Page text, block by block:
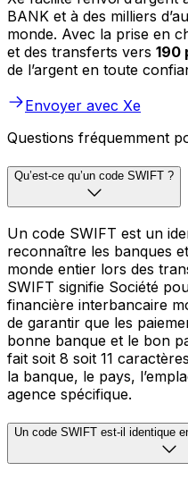
BANK et à des milliers
monde. Avec la prise en
et des transferts vers 190
de l’argent en toute
Envoyer avec Xe
Questions fréquemment
Qu’est-ce qu’un code SWIFT ?
Un code SWIFT est un
reconnaître les banques
monde entier lors des
SWIFT signifie Société
financière interbancaire
de garantir que les
bonne banque et le bon
fait soit 8 soit 11
la banque, le pays,
agence spécifique.
Un code SWIFT est-il identique